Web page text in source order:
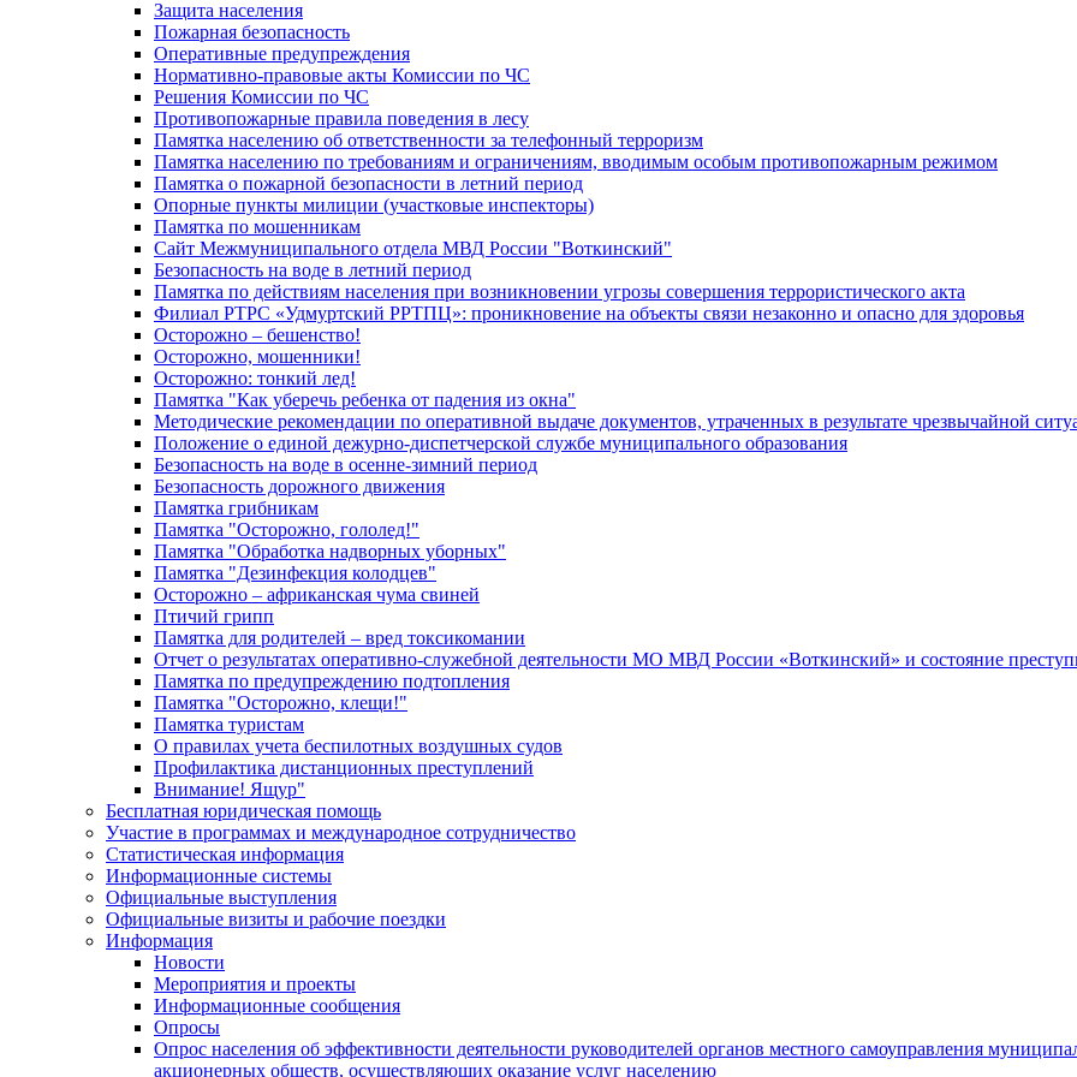
Защита населения
Пожарная безопасность
Оперативные предупреждения
Нормативно-правовые акты Комиссии по ЧС
Решения Комиссии по ЧС
Противопожарные правила поведения в лесу
Памятка населению об ответственности за телефонный терроризм
Памятка населению по требованиям и ограничениям, вводимым особым противопожарным режимом
Памятка о пожарной безопасности в летний период
Опорные пункты милиции (участковые инспекторы)
Памятка по мошенникам
Сайт Межмуниципального отдела МВД России "Воткинский"
Безопасность на воде в летний период
Памятка по действиям населения при возникновении угрозы совершения террористического акта
Филиал РТРС «Удмуртский РРТПЦ»: проникновение на объекты связи незаконно и опасно для здоровья
Осторожно – бешенство!
Осторожно, мошенники!
Осторожно: тонкий лед!
Памятка "Как уберечь ребенка от падения из окна"
Методические рекомендации по оперативной выдаче документов, утраченных в результате чрезвычайной
Положение о единой дежурно-диспетчерской службе муниципального образования
Безопасность на воде в осенне-зимний период
Безопасность дорожного движения
Памятка грибникам
Памятка "Осторожно, гололед!"
Памятка "Обработка надворных уборных"
Памятка "Дезинфекция колодцев"
Осторожно – африканская чума свиней
Птичий грипп
Памятка для родителей – вред токсикомании
Отчет о результатах оперативно-служебной деятельности МО МВД России «Воткинский» и состояние
Памятка по предупреждению подтопления
Памятка "Осторожно, клещи!"
Памятка туристам
О правилах учета беспилотных воздушных судов
Профилактика дистанционных преступлений
Внимание! Ящур"
Бесплатная юридическая помощь
Участие в программах и международное сотрудничество
Статистическая информация
Информационные системы
Официальные выступления
Официальные визиты и рабочие поездки
Информация
Новости
Мероприятия и проекты
Информационные сообщения
Опросы
Опрос населения об эффективности деятельности руководителей органов местного самоуправления
акционерных обществ, осуществляющих оказание услуг населению